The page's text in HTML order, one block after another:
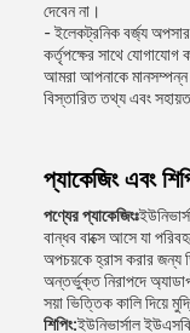
দেবেন না।
- ইলেকট্রনিক বর্জ্য
কর্তৃপক্ষের সাথে যোগাযোগ
আমরা আপনাকে
বিস্তারিত তথ্য এবং
প্যাকেজিং এবং
পণ্যের প্যাকেজিংঃ
বান্ধব বাক্সে আসে যা
অপচয়কে হ্রাস করার জন্য
অন্তর্ভুক্ত নিরাপদে
সয়া ভিত্তিক কালি দিয়ে
শিপিং:ইউনিভার্সাল